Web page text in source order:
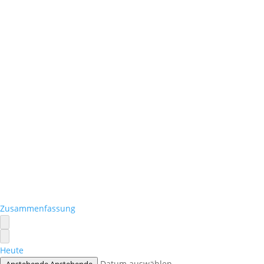
Zusammenfassung
Heute